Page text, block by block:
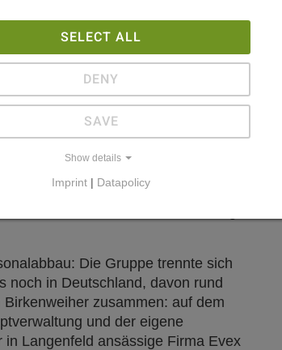
Walzen keine Fehler
Werk in Südafrika vor anderthalb
neuer Standort in Middletown
rund um die Uhr für AK Steel
beschreibt der Technische Leiter
Jahr aber einen Zuwachs. Wir
auch keine Schleifmaschine für
Umsatz in Massen", bestätigt
Die Gruppe trennte sich
noch in Deutschland, davon rund
zusammen: auf dem
und der eigene
Langenfeld ansässige Firma Evex
SELECT ALL
DENY
SAVE
Show details
Imprint | Datapolicy